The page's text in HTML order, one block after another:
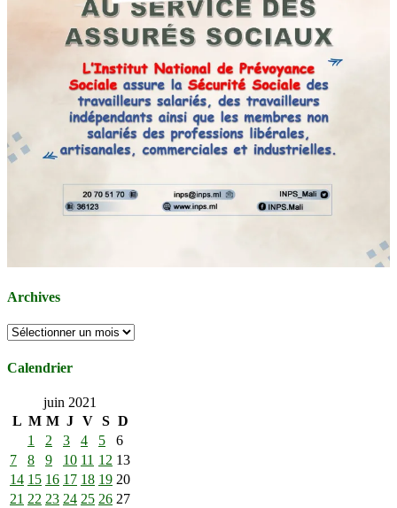
Archives
Archives
Calendrier
juin 2021
L M M J V S D
1
2 3 4 5
6
7
8 9 10 11 12 13
14 15 16 17 18 19 20
21 22 23 24 25 26 27